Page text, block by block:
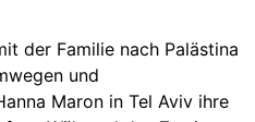
der Familie nach Palästina
und
Maron in Tel Aviv ihre